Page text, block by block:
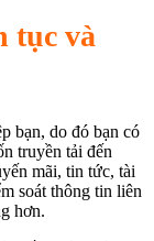
tục và
bạn, do đó bạn có
truyền tải đến
mãi, tin tức, tài
soát thông tin liên
hơn.